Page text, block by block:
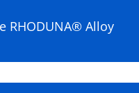
RHODUNA® Alloy